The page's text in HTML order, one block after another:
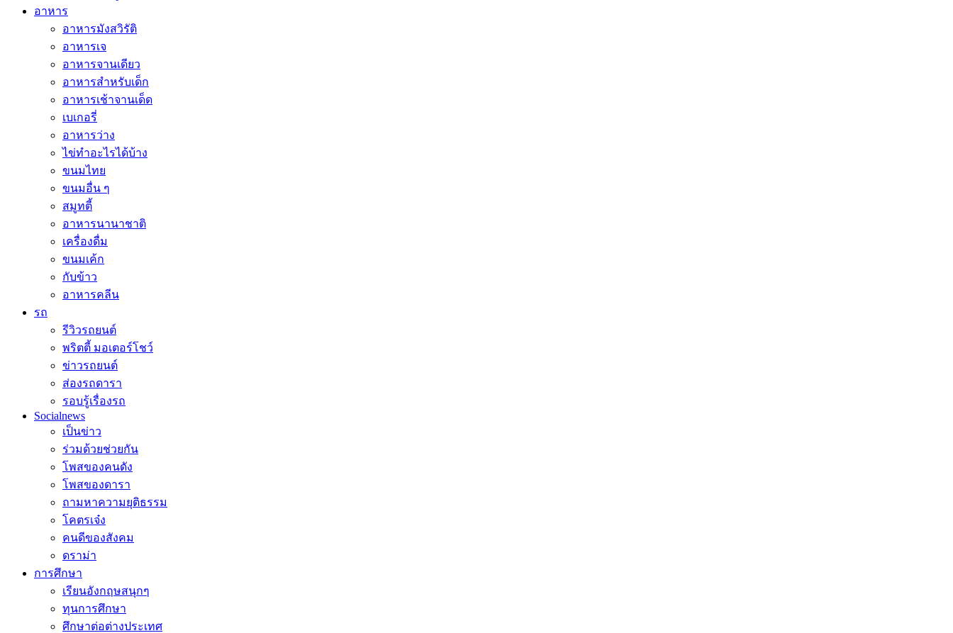
อาหาร
อาหารมังสวิรัติ
อาหารเจ
อาหารจานเดียว
อาหารสำหรับเด็ก
อาหารเช้าจานเด็ด
เบเกอรี่
อาหารว่าง
ไข่ทำอะไรได้บ้าง
ขนมไทย
ขนมอื่น ๆ
สมูทตี้
อาหารนานาชาติ
เครื่องดื่ม
ขนมเค้ก
กับข้าว
อาหารคลีน
รถ
รีวิวรถยนต์
พริตตี้ มอเตอร์โชว์
ข่าวรถยนต์
ส่องรถดารา
รอบรู้เรื่องรถ
Socialnews
เป็นข่าว
ร่วมด้วยช่วยกัน
โพสของคนดัง
โพสของดารา
ถามหาความยุติธรรม
โคตรเจ๋ง
คนดีของสังคม
ดราม่า
การศึกษา
เรียนอังกฤษสนุกๆ
ทุนการศึกษา
ศึกษาต่อต่างประเทศ